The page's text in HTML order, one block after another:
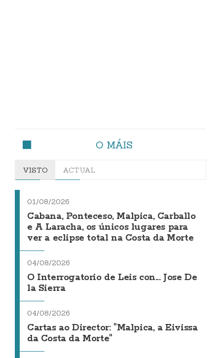
O MÁIS
VISTO ACTUAL
01/08/2026
Cabana, Ponteceso, Malpica, Carballo
e A Laracha, os únicos lugares para
ver a eclipse total na Costa da Morte
04/08/2026
O Interrogatorio de Leis con... Jose De
la Sierra
04/08/2026
Cartas ao Director: "Malpica, a Eivissa
da Costa da Morte"